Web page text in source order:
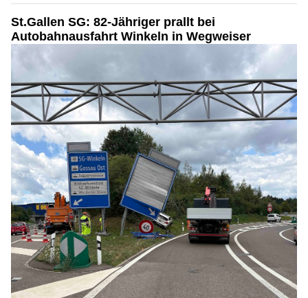
St.Gallen SG: 82-Jähriger prallt bei
Autobahnausfahrt Winkeln in Wegweiser